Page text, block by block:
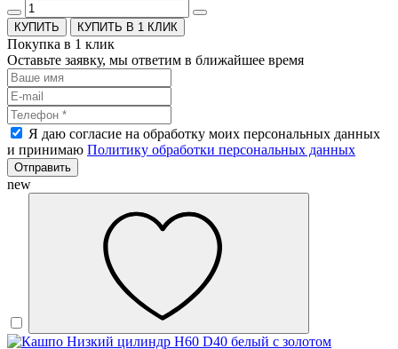
КУПИТЬ В 1 КЛИК
Покупка в 1 клик
Оставьте заявку, мы ответим в ближайшее время
Я даю согласие на обработку моих персональных данных
и принимаю Политику обработки персональных данных
Отправить
new